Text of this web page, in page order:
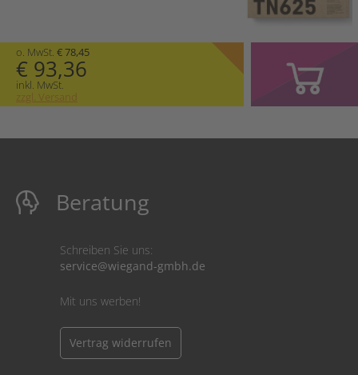
o. MwSt. € 78,45
€ 93,36
inkl. MwSt.
zzgl. Versand
Beratung
Schreiben Sie uns:
service@wiegand-gmbh.de
Mit uns werben!
Vertrag widerrufen